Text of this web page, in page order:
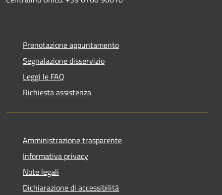
Prenotazione appuntamento
Segnalazione disservizio
Leggi le FAQ
Richiesta assistenza
Amministrazione trasparente
Informativa privacy
Note legali
Dichiarazione di accessibilità